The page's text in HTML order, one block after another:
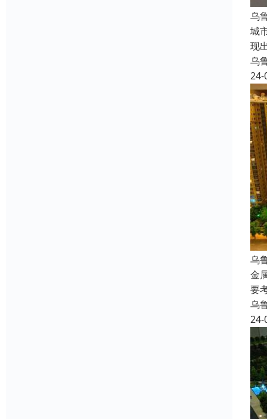
乌
城
现
乌
24-
乌
金
要
乌
24-